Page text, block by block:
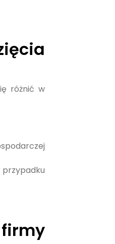
różnić w
przypadku